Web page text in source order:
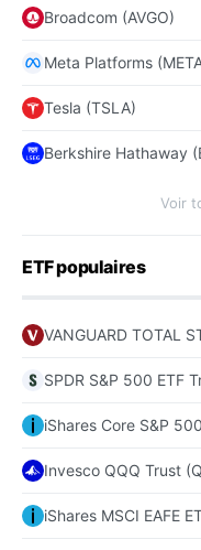
Broadcom (AVGO)
Meta Platforms
Tesla (TSLA)
Berkshire Hathaway
Voir
ETF populaires
VANGUARD TOTAL
SPDR S&P 500 ETF
iShares Core S&P
Invesco QQQ Trust
iShares MSCI EAFE